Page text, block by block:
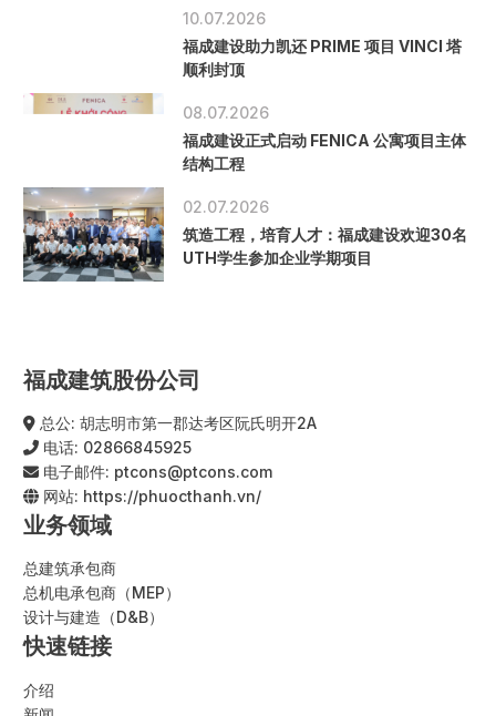
10.07.2026
福成建设助力凯还 PRIME 项目 VINCI 塔
顺利封顶
08.07.2026
福成建设正式启动 FENICA 公寓项目主体
结构工程
02.07.2026
筑造工程，培育人才：福成建设欢迎30名
UTH学生参加企业学期项目
福成建筑股份公司
总公: 胡志明市第一郡达考区阮氏明开2A
电话: 02866845925
电子邮件: ptcons@ptcons.com
网站: https://phuocthanh.vn/
业务领域
总建筑承包商
总机电承包商（MEP）
设计与建造（D&B）
快速链接
介绍